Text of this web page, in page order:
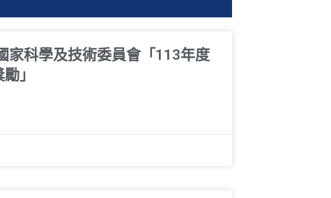
家科學及技術委員會「113年度
」